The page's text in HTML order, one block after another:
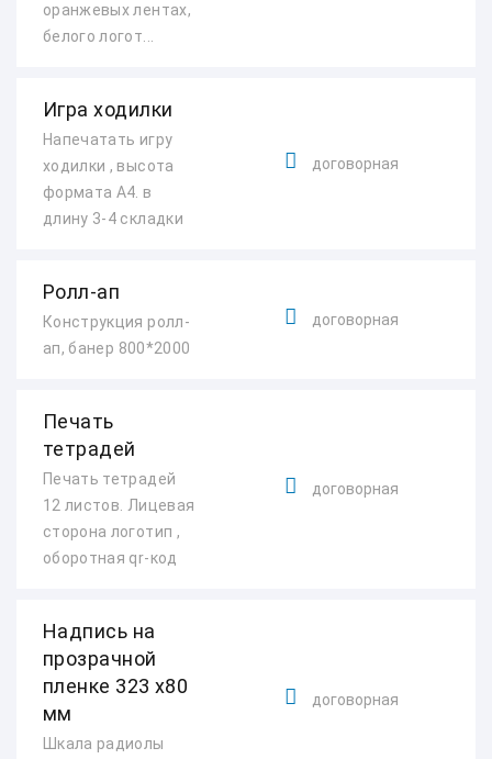
оранжевых лентах,
белого логот...
Игра ходилки
Напечатать игру
ходилки , высота
формата А4. в
длину 3-4 складки
договорная
Ролл-ап
Конструкция ролл-
ап, банер 800*2000
договорная
Печать
тетрадей
Печать тетрадей
12 листов. Лицевая
сторона логотип ,
оборотная qr-код
договорная
Надпись на
прозрачной
пленке 323 х80
мм
Шкала радиолы
договорная